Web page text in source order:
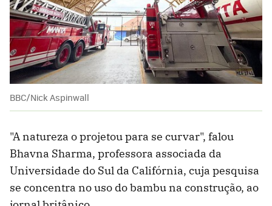
BBC/Nick Aspinwall
"A natureza o projetou para se curvar", falou
Bhavna Sharma, professora associada da
Universidade do Sul da Califórnia, cuja pesquisa
se concentra no uso do bambu na construção, ao